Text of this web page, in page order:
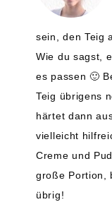
sein, den Teig
Wie du sagst,
es passen 🙂
Teig übrigens
härtet dann
vielleicht
Creme und
große Portion,
übrig!